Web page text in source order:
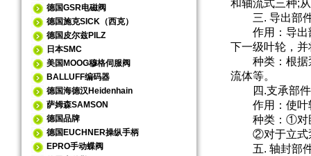
德国GSR电磁阀
德国施克SICK（西克）
德国皮尔兹PILZ
日本SMC
美国MOOG穆格伺服阀
BALLUFF编码器
德国海德汉Heidenhain
萨姆森SAMSON
德国品牌
德国EUCHNER操纵手柄
EPRO手动蝶阀
和轴流式三种;
三. 导出部件
作用：导出部
下一级叶轮，
种类：根据
流体等。
四.支承部件
作用：使叶轮
种类：①对卧
②对于立式泵
五. 轴封部